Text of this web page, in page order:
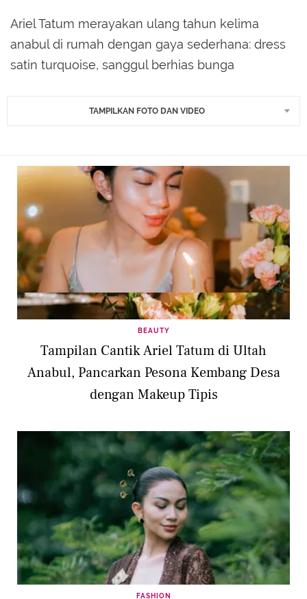
Ariel Tatum merayakan ulang tahun kelima
anabul di rumah dengan gaya sederhana: dress
satin turquoise, sanggul berhias bunga
TAMPILKAN FOTO DAN VIDEO
BEAUTY
Tampilan Cantik Ariel Tatum di Ultah
Anabul, Pancarkan Pesona Kembang Desa
dengan Makeup Tipis
FASHION